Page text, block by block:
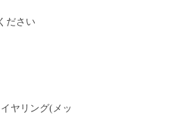
ださい
ヤリング(メッ